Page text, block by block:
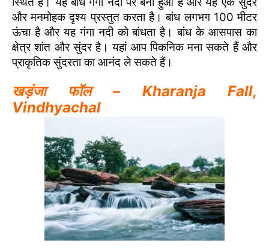
और मनमोहक दृश्य प्रस्तुत करता है। बांध लगभग 100 मीटर
ऊंचा है और यह गंगा नदी को बांधता है। बांध के आसपास का
क्षेत्र शांत और सुंदर है। यहां आप पिकनिक मना सकते हैं और
प्राकृतिक सुंदरता का आनंद ले सकते हैं।
खड़ंजा फॉल – Kharanja Fall,
Vindhyachal